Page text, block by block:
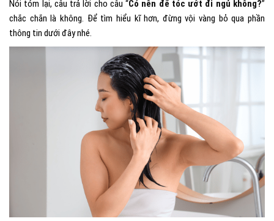
Nói tóm lại, câu trả lời cho câu “Có nên để tóc ướt đi ngủ không?”
chắc chắn là không. Để tìm hiểu kĩ hơn, đừng vội vàng bỏ qua phần
thông tin dưới đây nhé.